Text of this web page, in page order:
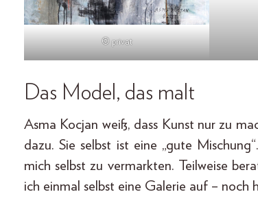
© privat
Das Model, das malt
Asma Kocjan weiß, dass Kunst nur zu
dazu. Sie selbst ist eine „gute
mich selbst zu vermarkten. Teilweise
ich einmal selbst eine Galerie auf – noch